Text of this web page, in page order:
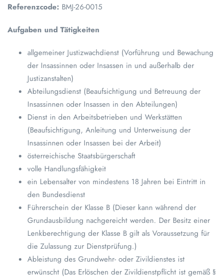
Referenzcode: BMJ-26-0015
Aufgaben und Tätigkeiten
allgemeiner Justizwachdienst (Vorführung und Bewachung
der Insassinnen oder Insassen in und außerhalb der
Justizanstalten)
Abteilungsdienst (Beaufsichtigung und Betreuung der
Insassinnen oder Insassen in den Abteilungen)
Dienst in den Arbeitsbetrieben und Werkstätten
(Beaufsichtigung, Anleitung und Unterweisung der
Insassinnen oder Insassen bei der Arbeit)
österreichische Staatsbürgerschaft
volle Handlungsfähigkeit
ein Lebensalter von mindestens 18 Jahren bei Eintritt in
den Bundesdienst
Führerschein der Klasse B (Dieser kann während der
Grundausbildung nachgereicht werden. Der Besitz einer
Lenkberechtigung der Klasse B gilt als Voraussetzung für
die Zulassung zur Dienstprüfung.)
Ableistung des Grundwehr- oder Zivildienstes ist
erwünscht (Das Erlöschen der Zivildienstpflicht ist gemäß §